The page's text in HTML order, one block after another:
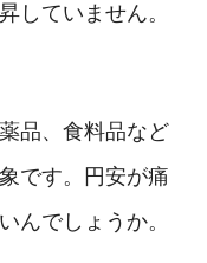
していません。
品、食料品など
です。円安が痛
んでしょうか。